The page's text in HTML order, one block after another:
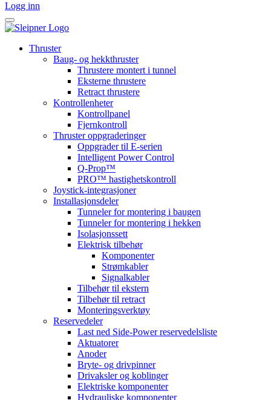
Logg inn
Thruster
Baug- og hekkthruster
Thrustere montert i tunnel
Eksterne thrustere
Retract thrustere
Kontrollenheter
Kontrollpanel
Fjernkontroll
Thruster oppgraderinger
Oppgrader til E-serien
Intelligent Power Control
Q-Prop™
PRO™ hastighetskontroll
Joystick-integrasjoner
Installasjonsdeler
Tunneler for montering i baugen
Tunneler for montering i hekken
Isolasjonssett
Elektrisk tilbehør
Komponenter
Strømkabler
Signalkabler
Tilbehør til ekstern
Tilbehør til retract
Monteringsverktøy
Reservedeler
Last ned Side-Power reservedelsliste
Aktuatorer
Anoder
Bryte- og drivpinner
Drivaksler og koblinger
Elektriske komponenter
Hydrauliske komponenter